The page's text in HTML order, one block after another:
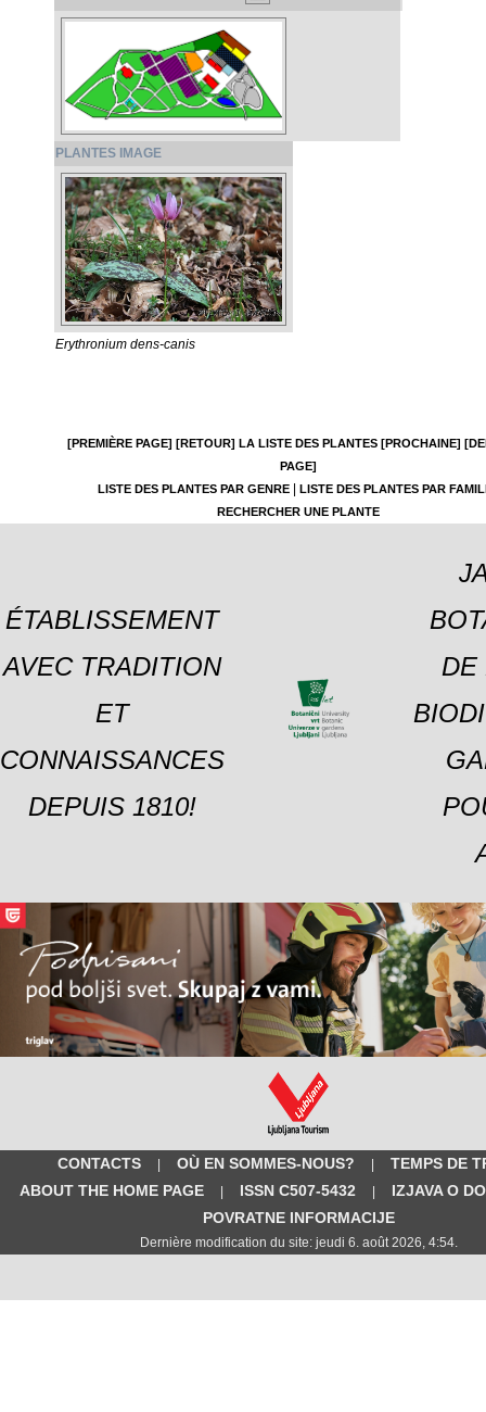
PLANTES IMAGE
Erythronium dens-canis
[PREMIÈRE PAGE] [RETOUR] LA LISTE DES PLANTES [PROCHAINE]
PAGE]
LISTE DES PLANTES PAR GENRE|
LISTE DES PLANTES PAR
RECHERCHER UNE PLANTE
ÉTABLISSEMENT
AVEC TRADITION
ET
CONNAISSANCES
DEPUIS 1810!
DE
CONTACTS | OÙ EN SOMMES-NOUS? |
TEMPS DE
ABOUT THE HOME PAGE
| ISSN C507-5432 |
IZJAVA O
POVRATNE INFORMACIJE
Dernière modification du site: jeudi 6. août 2026, 4:54.